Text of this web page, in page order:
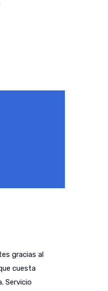
gracias al
cuesta
Servicio